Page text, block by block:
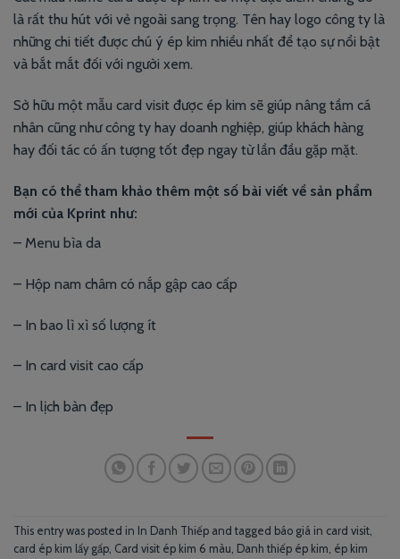
là rất thu hút với vẻ ngoài sang trọng. Tên hay logo công ty là
những chi tiết được chú ý ép kim nhiều nhất để tạo sự nổi bật
và bắt mắt đối với người xem.
Sở hữu một mẫu card visit được ép kim sẽ giúp nâng tầm cá
nhân cũng như công ty hay doanh nghiệp, giúp khách hàng
hay đối tác có ấn tượng tốt đẹp ngay từ lần đầu gặp mặt.
Bạn có thể tham khảo thêm một số bài viết về sản phẩm
mới của Kprint như:
– Menu bìa da
– Hộp nam châm có nắp gập cao cấp
– In bao lì xì số lượng ít
– In card visit cao cấp
– In lịch bàn đẹp
This entry was posted in In Danh Thiếp and tagged báo giá in card visit,
card ép kim lấy gấp, Card visit ép kim 6 màu, Danh thiếp ép kim, ép kim